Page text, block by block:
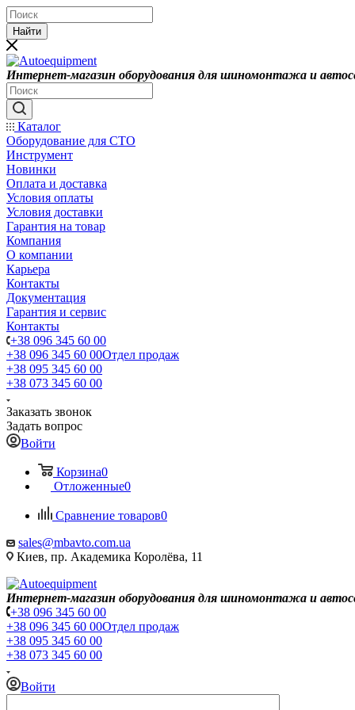
Найти
Интернет-магазин оборудования для шиномонтажа и
Каталог
Оборудование для СТО
Инструмент
Новинки
Оплата и доставка
Условия оплаты
Условия доставки
Гарантия на товар
Компания
О компании
Карьера
Контакты
Документация
Гарантия и сервис
Контакты
+38 096 345 60 00
+38 096 345 60 00Отдел продаж
+38 095 345 60 00
+38 073 345 60 00
Заказать звонок
Задать вопрос
Войти
Корзина0
Отложенные0
Сравнение товаров0
sales@mbavto.com.ua
Киев, пр. Академика Королёва, 11
Интернет-магазин оборудования для шиномонтажа и
+38 096 345 60 00
+38 096 345 60 00Отдел продаж
+38 095 345 60 00
+38 073 345 60 00
Войти